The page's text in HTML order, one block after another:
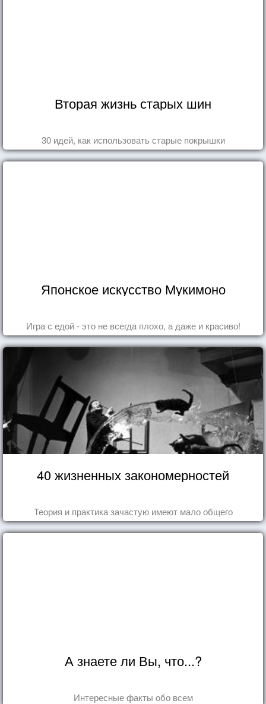
Вторая жизнь старых шин
30 идей, как использовать старые покрышки
Японское искусство Мукимоно
Игра с едой - это не всегда плохо, а даже и красиво!
40 жизненных закономерностей
Теория и практика зачастую имеют мало общего
А знаете ли Вы, что...?
Интересные факты обо всем